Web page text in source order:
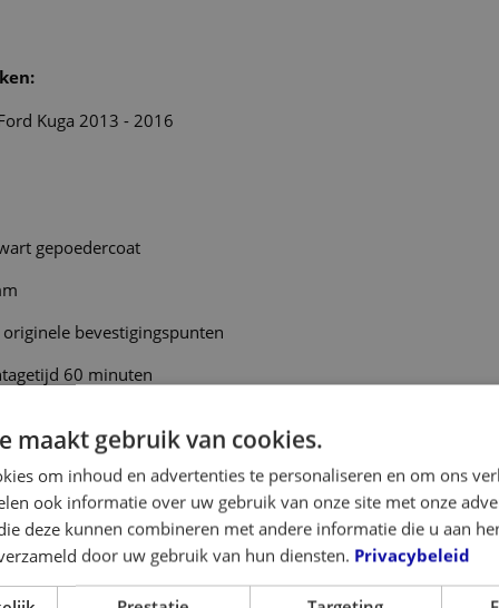
Kuga 2013 - 2016
gepoedercoat
bevestigingspunten
60 minuten
maakt gebruik van cookies.
om inhoud en advertenties te personaliseren en om ons
ook informatie over uw gebruik van onze site met onze
deze kunnen combineren met andere informatie die u aan
door uw gebruik van hun diensten. Privacybeleid